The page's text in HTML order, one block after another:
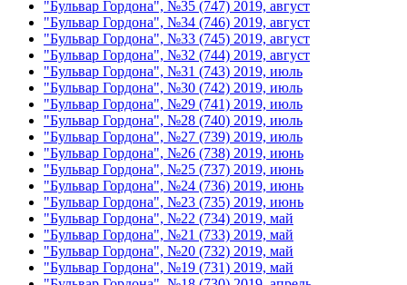
"Бульвар Гордона", №35 (747) 2019, август
"Бульвар Гордона", №34 (746) 2019, август
"Бульвар Гордона", №33 (745) 2019, август
"Бульвар Гордона", №32 (744) 2019, август
"Бульвар Гордона", №31 (743) 2019, июль
"Бульвар Гордона", №30 (742) 2019, июль
"Бульвар Гордона", №29 (741) 2019, июль
"Бульвар Гордона", №28 (740) 2019, июль
"Бульвар Гордона", №27 (739) 2019, июль
"Бульвар Гордона", №26 (738) 2019, июнь
"Бульвар Гордона", №25 (737) 2019, июнь
"Бульвар Гордона", №24 (736) 2019, июнь
"Бульвар Гордона", №23 (735) 2019, июнь
"Бульвар Гордона", №22 (734) 2019, май
"Бульвар Гордона", №21 (733) 2019, май
"Бульвар Гордона", №20 (732) 2019, май
"Бульвар Гордона", №19 (731) 2019, май